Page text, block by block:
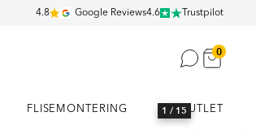
4.8 Google Reviews4.6 Trustpilot
0
FLISEMONTERING OUTLET
1 / 15